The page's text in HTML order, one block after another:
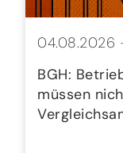
04.08.2026
BGH:
müssen